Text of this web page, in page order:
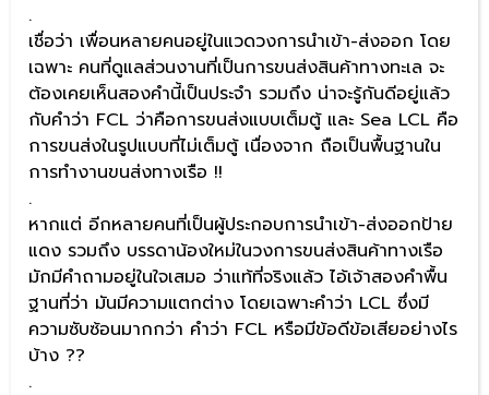
.
เชื่อว่า เพื่อนหลายคนอยู่ในแวดวงการนำเข้า-ส่งออก โดย
เฉพาะ คนที่ดูแลส่วนงานที่เป็นการขนส่งสินค้าทางทะเล จะ
ต้องเคยเห็นสองคำนี้เป็นประจำ รวมถึง น่าจะรู้กันดีอยู่แล้ว
กับคำว่า FCL ว่าคือการขนส่งแบบเต็มตู้ และ Sea LCL คือ
การขนส่งในรูปแบบที่ไม่เต็มตู้ เนื่องจาก ถือเป็นพื้นฐานใน
การทำงานขนส่งทางเรือ !!
.
หากแต่ อีกหลายคนที่เป็นผู้ประกอบการนำเข้า-ส่งออกป้าย
แดง รวมถึง บรรดาน้องใหม่ในวงการขนส่งสินค้าทางเรือ
มักมีคำถามอยู่ในใจเสมอ ว่าแท้ที่จริงแล้ว ไอ้เจ้าสองคำพื้น
ฐานที่ว่า มันมีความแตกต่าง โดยเฉพาะคำว่า LCL ซึ่งมี
ความซับซ้อนมากกว่า คำว่า FCL หรือมีข้อดีข้อเสียอย่างไร
บ้าง ??
.